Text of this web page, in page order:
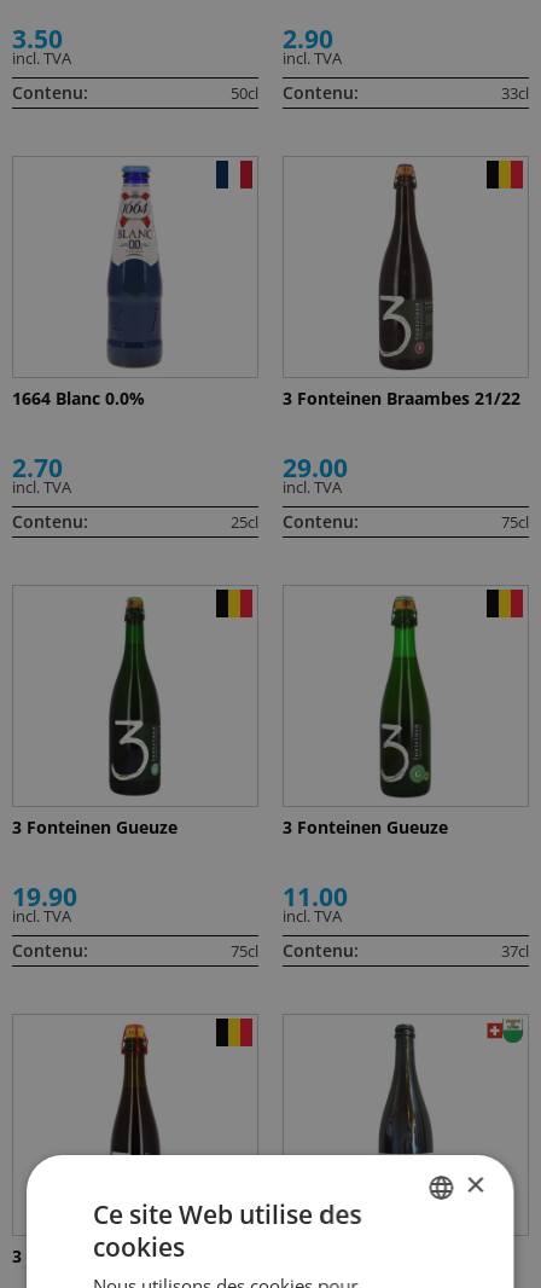
3.50
incl. TVA
Contenu: 50cl
2.90
incl. TVA
Contenu: 33cl
1664 Blanc 0.0%
2.70
incl. TVA
Contenu: 25cl
3 Fonteinen Braambes 21/22
29.00
incl. TVA
Contenu: 75cl
3 Fonteinen Gueuze
19.90
incl. TVA
Contenu: 75cl
3 Fonteinen Gueuze
11.00
incl. TVA
Contenu: 37cl
3 Fonteinen Kriek
×
Ce site Web utilise des
cookies